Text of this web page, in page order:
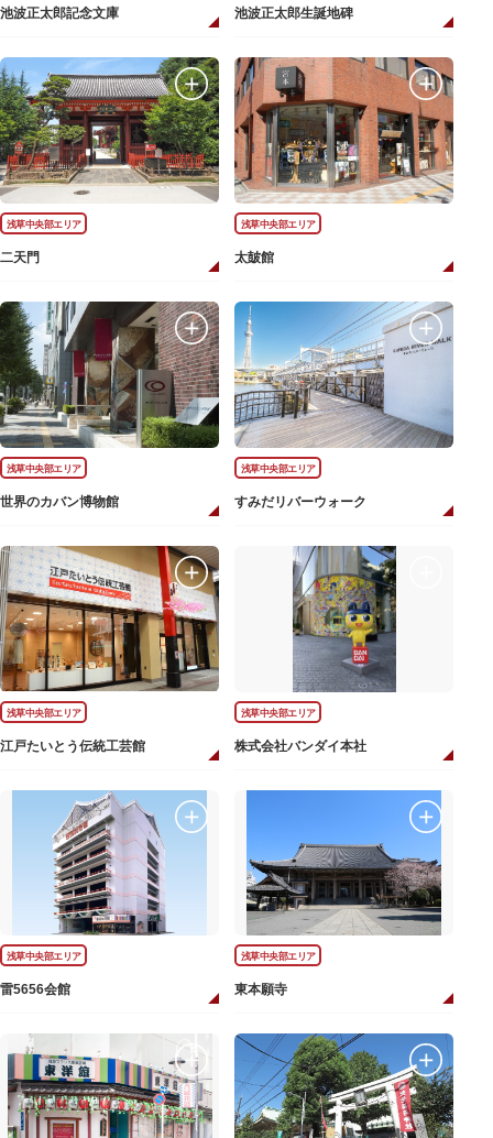
池波正太郎記念文庫 池波正太郎生誕地碑
浅草中央部エリア
二天門
浅草中央部エリア
太皷館
浅草中央部エリア
世界のカバン博物館
浅草中央部エリア
すみだリバーウォーク
浅草中央部エリア
江戸たいとう伝統工芸館
浅草中央部エリア
株式会社バンダイ本社
浅草中央部エリア
雷5656会館
浅草中央部エリア
東本願寺